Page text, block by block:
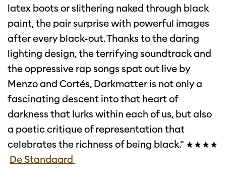
latex boots or slithering naked through black
paint, the pair surprise with powerful images
after every black-out. Thanks to the daring
lighting design, the terrifying soundtrack and
the oppressive rap songs spat out live by
Menzo and Cortés, Darkmatter is not only a
fascinating descent into that heart of
darkness that lurks within each of us, but also
a poetic critique of representation that
celebrates the richness of being black." ★★★★
De Standaard